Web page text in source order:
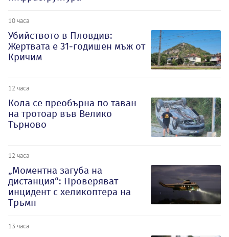
10 часа
Убийството в Пловдив:
Жертвата е 31-годишен мъж от
Кричим
12 часа
Кола се преобърна по таван
на тротоар във Велико
Търново
12 часа
„Моментна загуба на
дистанция“: Проверяват
инцидент с хеликоптера на
Тръмп
13 часа